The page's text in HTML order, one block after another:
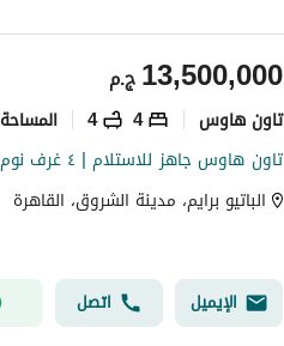
ج.م13,500,000
تاون هاوس 4
4 المساحة
الباتيو برايم، مدينة الشروق، القاهرة
الإيميل اتصل